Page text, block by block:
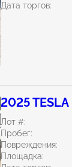
Дата торгов:
2025 TESLA
Лот #:
Пробег:
Повреждения:
Площадка: